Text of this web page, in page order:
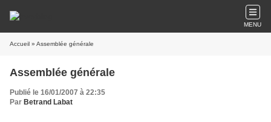
MENU
Accueil » Assemblée générale
Assemblée générale
Publié le 16/01/2007 à 22:35
Par Betrand Labat